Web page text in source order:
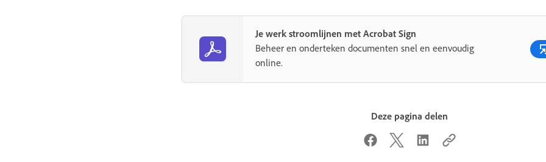
Je werk stroomlijnen met Acrobat Sign
Beheer en onderteken documenten snel en eenvoudig
online.
Deze pagina delen